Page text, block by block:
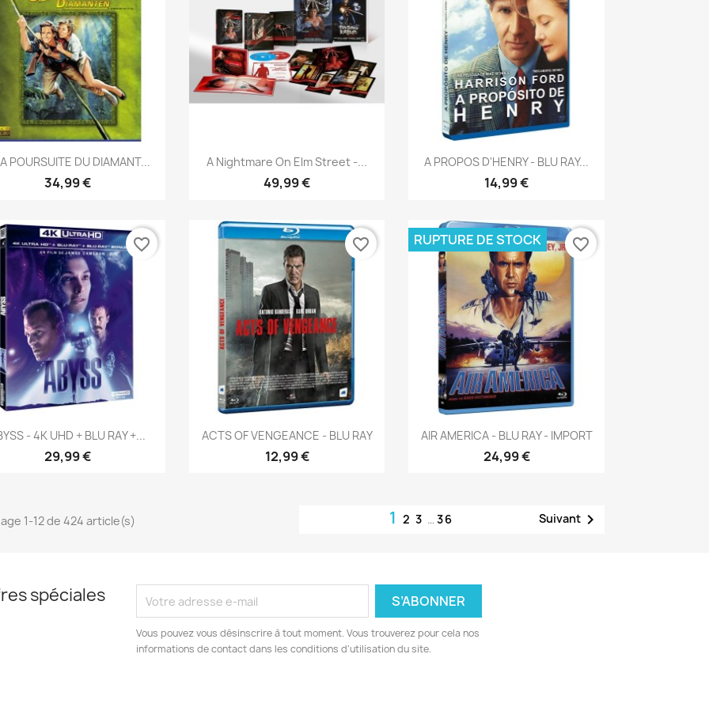
Aperçu rapide
POURSUITE DU DIAMANT...
34,99 €
Aperçu rapide
A Nightmare On Elm Street -...
49,99 €
Aperçu rapide
A PROPOS D'HENRY - BLU RAY...
14,99 €
Aperçu rapide
- 4K UHD + BLU RAY +...
29,99 €
favorite_border
Aperçu rapide
ACTS OF VENGEANCE - BLU RAY
12,99 €
favorite_border
Aperçu rapide
AIR AMERICA - BLU RAY - IMPORT
24,99 €
RUPTURE DE STOCK favorite_border
1-12 de 424 article(s) 1 2 3 … 36 Suivant
spéciales
Vous pouvez vous désinscrire à tout moment. Vous trouverez pour cela nos
informations de contact dans les conditions d'utilisation du site.
Annuler Créer une liste d'envies